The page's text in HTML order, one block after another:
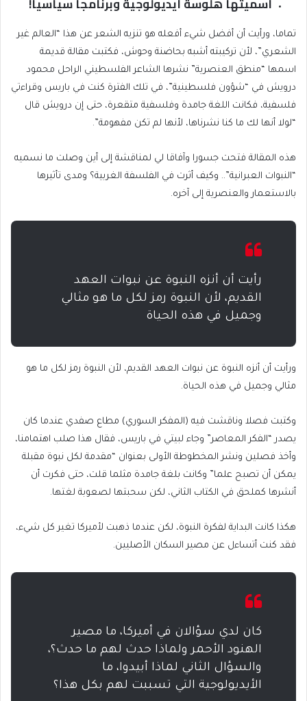
تماما، ورأيت أن أفضل شيء أفعله هو تنزيه الشعر عن هذا “العالم غير
الشعري”، لأن تركيبته أشبه بحاضنة وحوش، فكتبت مقالة قديمة
اسمها “منطق العنصرية” نشرها الشاعر الفلسطيني الراحل محمود
درويش في “شؤون فلسطينية”، في تلك الفترة كنت في باريس وقراءتي
فلسفية، فكانت اللغة جامدة وفلسفية متقعرة، حتى إن درويش قال
“لولا أنها لك ما كنا نشرناها، لأنها لم تكن مفهومة”.
هذه المقالة فتحت جسورا وآفاقا لي لمناقشة إلى أين وصلت ما نسميه
“النبوات العبرانية”.. وكيف أثرت في الفلسفة الغربية؟ ومدى تأثيرها
بالاستعمار والعنصرية إلى آخره.
رأيت أن أنزه النبوة عن نبوات العهد
القديم، لأن النبوة رمز لكل ما هو مثالي
وجميل في هذه الحياة
ورأيت أن أنزه النبوة عن نبوات العهد القديم، لأن النبوة رمز لكل ما هو
مثالي وجميل في هذه الحياة.
وكتبت فصلا وناقشت فيه (المفكر السوري) مطاع صفدي عندما كان
يصدر “الفكر المعاصر” وجاء لبيتي في باريس، فقال هذا صلب اهتمامنا،
وأخذ فصلين ونشر المخطوطة الأولى بعنوان “مقدمة لكل نبوة مقبلة
يمكن أن تصبح علما” وكانت بلغة جامدة مثلما قلت، حتى فكرت أن
أنشرها كملحق في الكتاب الثاني، لكن سحبتها لصعوبة لغتها.
هكذا كانت البداية لفكرة النبوة، لكن عندما ذهبت لأميركا تغير كل شيء،
فقد كنت أتساءل عن مصير السكان الأصليين.
كان لدي سؤالان في أميركا، ما مصير
الهنود الأحمر ولماذا حدث لهم ما حدث؟،
والسؤال الثاني لماذا أبيدوا، ما
الأيديولوجية التي تسببت لهم بكل هذا؟